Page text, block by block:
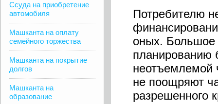
Ссуда на приобретение
автомобиля
Машканта на оплату
семейного торжества
Машканта на покрытие
долгов
Машканта на
образование
Потребителю
оных. Большое
планированию
неотъемлемой
не поощряют
разрешенного